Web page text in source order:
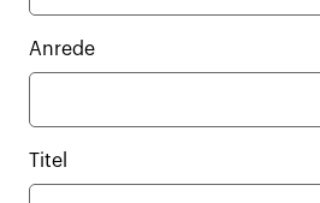
Anrede
Titel